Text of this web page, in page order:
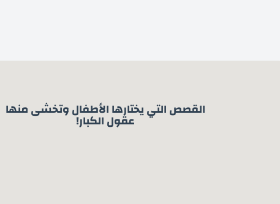
القصص التي يختارها الأطفال وتخشى منها
عقول الكبار!